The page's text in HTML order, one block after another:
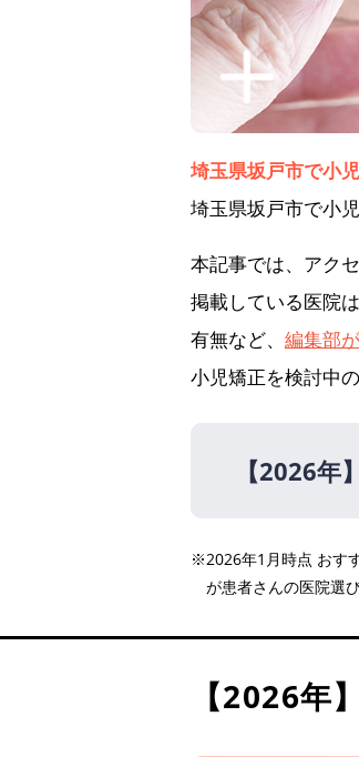
埼玉県坂戸市で小
埼玉県坂戸市で小
本記事では、アク
掲載している医院
有無など、 編集部
小児矯正を検討中
【2026年
おおば歯
若宮歯科
北坂戸オ
医療法
こどもお
※2026年1月時点 おす
が患者さんの医院選
【2026年